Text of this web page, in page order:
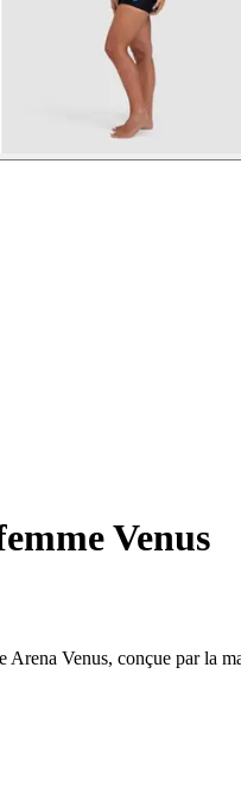
Venus
Venus, conçue par la